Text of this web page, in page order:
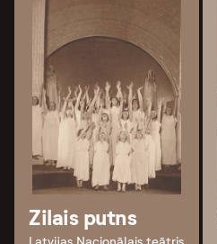
Zilais putns